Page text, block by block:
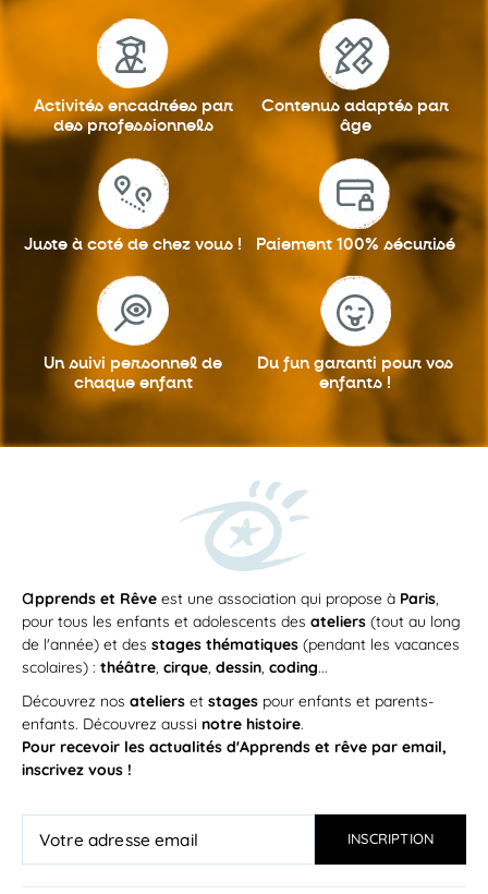
Activités encadrées par
des professionnels
Contenus adaptés par
âge
Juste à coté de chez vous ! Paiement 100% sécurisé
Un suivi personnel de
chaque enfant
Du fun garanti pour vos
enfants !
apprends et Rêve est une association qui propose à Paris,
pour tous les enfants et adolescents des ateliers (tout au long
de l'année) et des stages thématiques (pendant les vacances
scolaires) : théâtre, cirque, dessin, coding...
Découvrez nos ateliers et stages pour enfants et parents-
enfants. Découvrez aussi notre histoire.
Pour recevoir les actualités d'Apprends et rêve par email,
inscrivez vous !